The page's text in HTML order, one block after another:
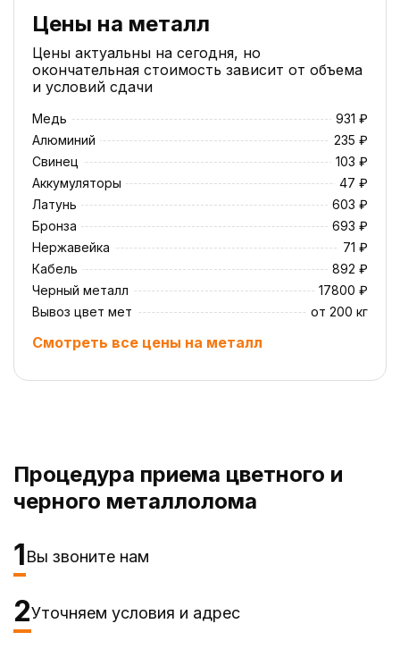
Цены на металл
Цены актуальны на сегодня, но
окончательная стоимость зависит от объема
и условий сдачи
Медь
931 ₽
Алюминий
235 ₽
Свинец
103 ₽
Аккумуляторы
47 ₽
Латунь
603 ₽
Бронза
693 ₽
Нержавейка
71 ₽
Кабель
892 ₽
Черный металл
17800 ₽
Вывоз цвет мет
от 200 кг
Смотреть все цены на металл
Процедура приема цветного и
черного металлолома
1Вы звоните нам
2Уточняем условия и адрес